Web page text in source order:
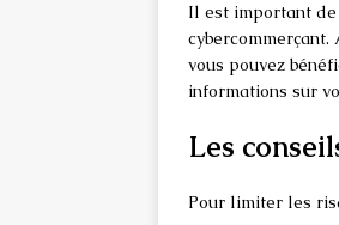
Il est important de
vous pouvez
informations sur
Les
Pour limiter les